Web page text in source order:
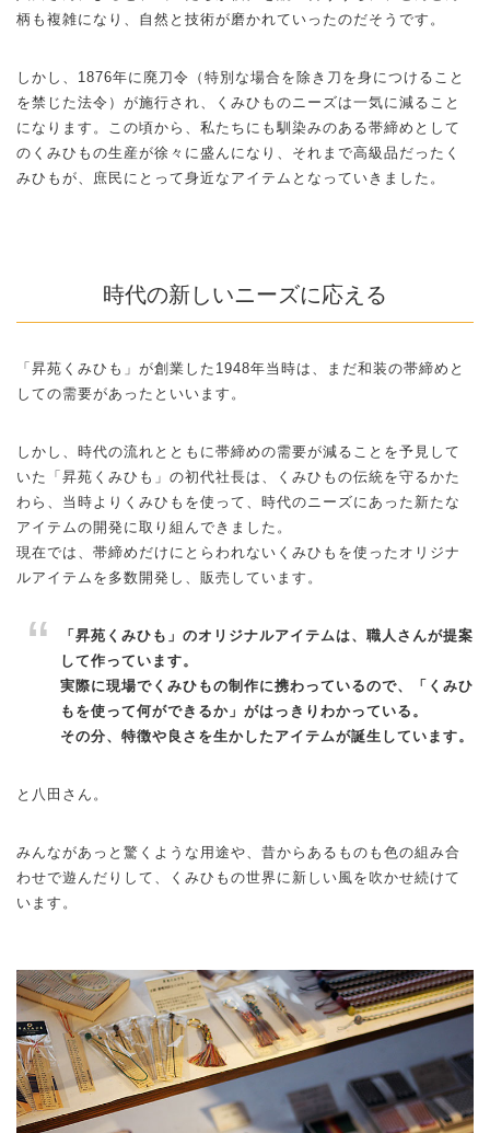
柄も複雑になり、自然と技術が磨かれていったのだそうです。
しかし、1876年に廃刀令（特別な場合を除き刀を身につけること
を禁じた法令）が施行され、くみひものニーズは一気に減ること
になります。この頃から、私たちにも馴染みのある帯締めとして
のくみひもの生産が徐々に盛んになり、それまで高級品だったく
みひもが、庶民にとって身近なアイテムとなっていきました。
時代の新しいニーズに応える
「昇苑くみひも」が創業した1948年当時は、まだ和装の帯締めと
しての需要があったといいます。
しかし、時代の流れとともに帯締めの需要が減ることを予見して
いた「昇苑くみひも」の初代社長は、くみひもの伝統を守るかた
わら、当時よりくみひもを使って、時代のニーズにあった新たな
アイテムの開発に取り組んできました。
現在では、帯締めだけにとらわれないくみひもを使ったオリジナ
ルアイテムを多数開発し、販売しています。
「昇苑くみひも」のオリジナルアイテムは、職人さんが提案
して作っています。
実際に現場でくみひもの制作に携わっているので、「くみひ
もを使って何ができるか」がはっきりわかっている。
その分、特徴や良さを生かしたアイテムが誕生しています。
と八田さん。
みんながあっと驚くような用途や、昔からあるものも色の組み合
わせで遊んだりして、くみひもの世界に新しい風を吹かせ続けて
います。